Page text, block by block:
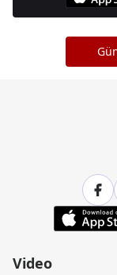
Video